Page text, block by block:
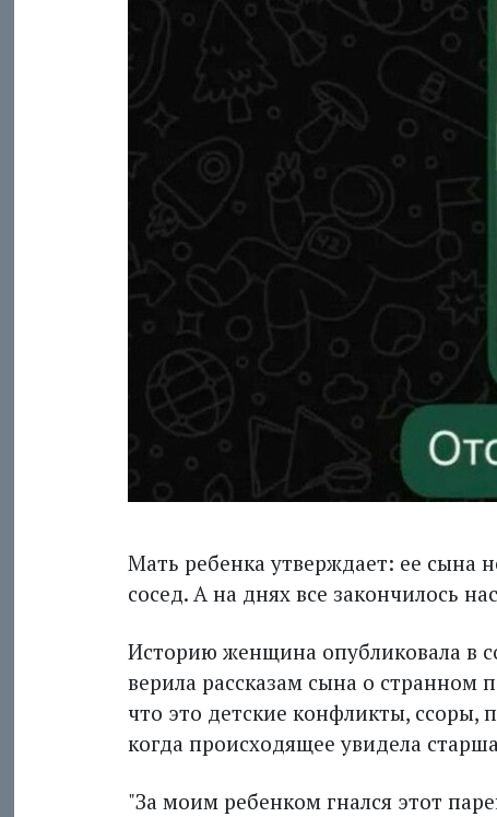
Мать ребенка утверждает: ее сына
сосед. А на днях все закончилось
Историю женщина опубликовала в
верила рассказам сына о странном
что это детские конфликты, ссоры,
когда происходящее увидела
"За моим ребенком гнался этот